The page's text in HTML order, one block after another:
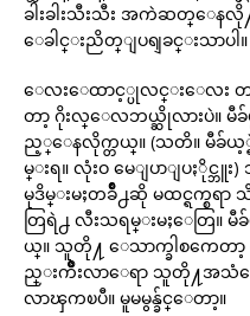
ခါးခါးသီးသီး အကဲဆတ္ေန
ေခါင္းညိတ္ျပရျခင္းသာ
ေလးေထာင့္ပုလင္းေလး တ
တာ့ ဂိုးလ္ေလဘယ္ဆိုလားပဲ။ မီ
ည့္ေနလိုက္တယ္။ (သတိ။ မီခ်ယ့္
မ္းရ။ လုံးဝ မေျပာျပႏိုင္
မုဒိမ္းမႈတခ်ိဳ႕ဆို မထင္ရက္စရ
တြရဲ႕ လီးသရမ္းမႈေတြ။
ယ္။ သူတို႔ ေသာက္ခါစကေတာ့
ည္းက်ိဳးလာေရာ သူတို႔အသံ
လာၾကၿပီ။ မူမမွန္ခ်င္ေတာ့။